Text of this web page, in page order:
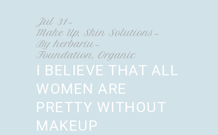
Jul 31
Make Up, Skin Solutions
Byherbariu
Foundation, Organic
I BELIEVE THAT ALL
WOMEN ARE
PRETTY WITHOUT
MAKEUP